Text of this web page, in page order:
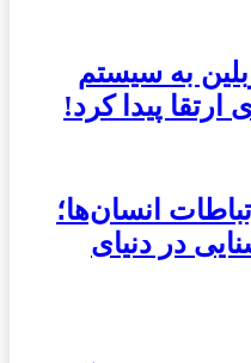
به سیستم
پیدا کرد!
انسان‌ها؛
در دنیای